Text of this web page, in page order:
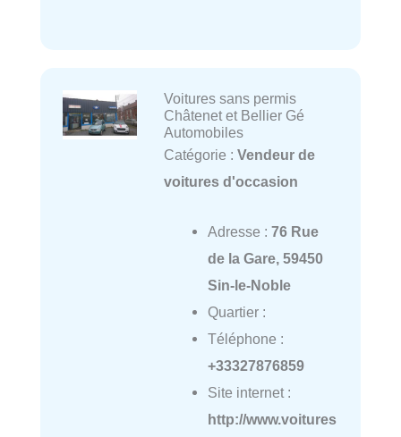
Voitures sans permis
Châtenet et Bellier Gé
Automobiles
Catégorie : Vendeur de
voitures d'occasion
Adresse : 76 Rue
de la Gare, 59450
Sin-le-Noble
Quartier :
Téléphone :
+33327876859
Site internet :
http://www.voitures